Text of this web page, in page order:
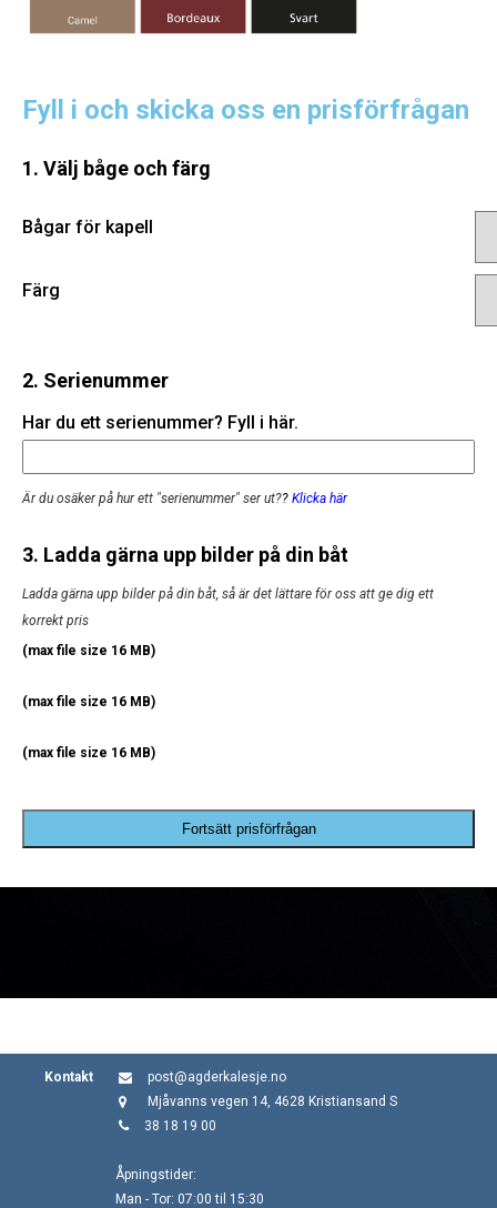
Fyll i och skicka oss en prisförfrågan
1. Välj båge och färg
Bågar för kapell
Färg
2. Serienummer
Har du ett serienummer? Fyll i här.
Är du osäker på hur ett "serienummer" ser ut?? Klicka här
3. Ladda gärna upp bilder på din båt
Ladda gärna upp bilder på din båt, så är det lättare för oss att ge dig ett
korrekt pris
(max file size 16 MB)
(max file size 16 MB)
(max file size 16 MB)
Fortsätt prisförfrågan
Kontakt
post@agderkalesje.no
Mjåvanns vegen 14, 4628 Kristiansand S
38 18 19 00
Åpningstider:
Man - Tor: 07:00 til 15:30